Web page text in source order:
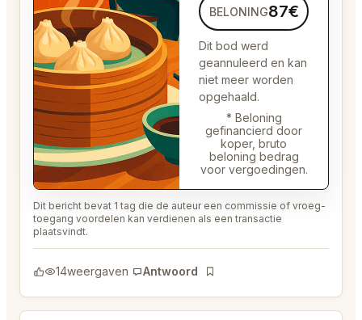
BELONING87€
Dit bod werd
geannuleerd en kan
niet meer worden
opgehaald.
* Beloning
gefinancierd door
koper, bruto
beloning bedrag
voor vergoedingen.
Dit bericht bevat 1 tag die de auteur een commissie of vroeg-
toegang voordelen kan verdienen als een transactie
plaatsvindt.
14weergaven Antwoord
Bladwijzer